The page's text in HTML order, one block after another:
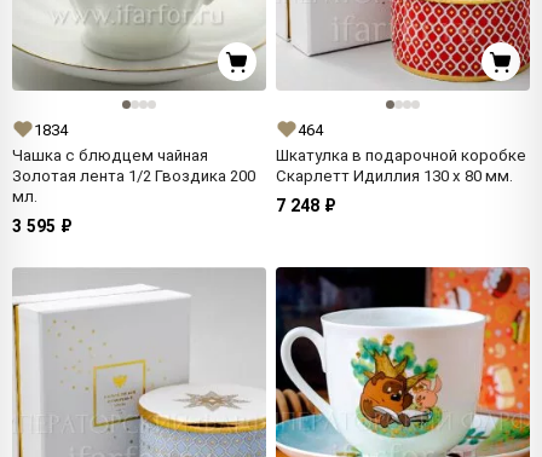
1834
Чашка с блюдцем чайная
Золотая лента 1/2 Гвоздика 200
мл.
3 595 ₽
464
Шкатулка в подарочной коробке
Скарлетт Идиллия 130 x 80 мм.
7 248 ₽